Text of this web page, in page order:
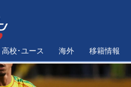
高校･ユース 海外 移籍情報